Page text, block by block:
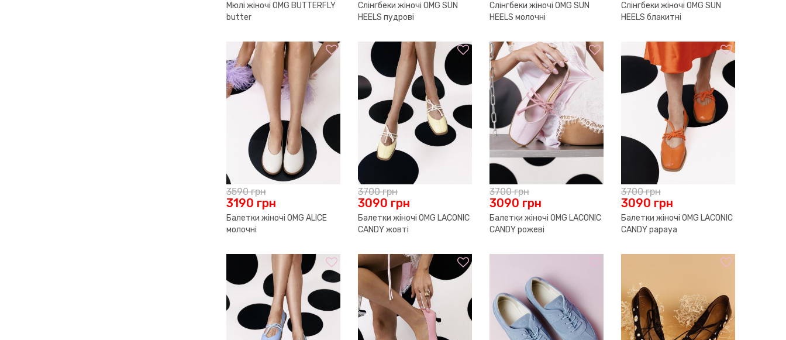
Мюлі жіночі OMG BUTTERFLY
butter
Слінгбеки жіночі OMG SUN
HEELS пудрові
Слінгбеки жіночі OMG SUN
HEELS молочні
Слінгбеки жіночі OMG SUN
HEELS блакитні
3590грн
3190 грн
Балетки жіночі OMG ALICE
молочні
3700грн
3090 грн
Балетки жіночі OMG LACONIC
CANDY жовті
3700грн
3090 грн
Балетки жіночі OMG LACONIC
CANDY рожеві
3700грн
3090 грн
Балетки жіночі OMG LACONIC
CANDY papaya